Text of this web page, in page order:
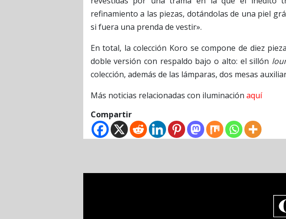
refinamiento a las piezas, dotándolas de una piel
si fuera una prenda de vestir».
En total, la colección Koro se compone de diez
doble versión con respaldo bajo o alto: el sillón
colección, además de las lámparas, dos mesas
Más noticias relacionadas con iluminación aquí
Compartir